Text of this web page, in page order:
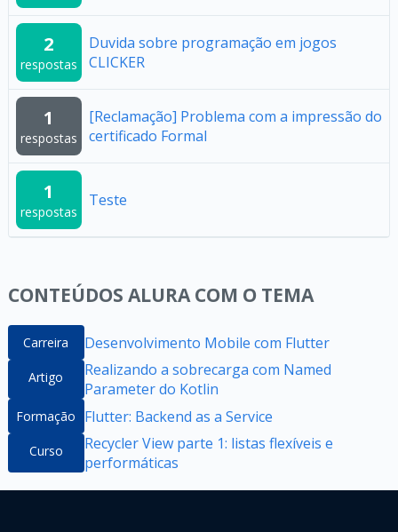
2
respostas
Duvida sobre programação em jogos
CLICKER
1
respostas
[Reclamação] Problema com a impressão do
certificado Formal
1
respostas
Teste
CONTEÚDOS ALURA COM O TEMA
Carreira Desenvolvimento Mobile com Flutter
Artigo
Realizando a sobrecarga com Named
Parameter do Kotlin
Formação Flutter: Backend as a Service
Curso
Recycler View parte 1: listas flexíveis e
performáticas